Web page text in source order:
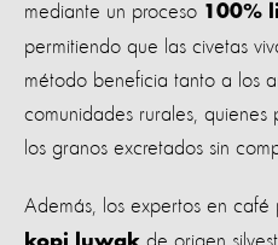
mediante un proceso 100%
permitiendo que las civetas
método beneficia tanto a los
comunidades rurales,
los granos excretados sin
Además, los expertos en café